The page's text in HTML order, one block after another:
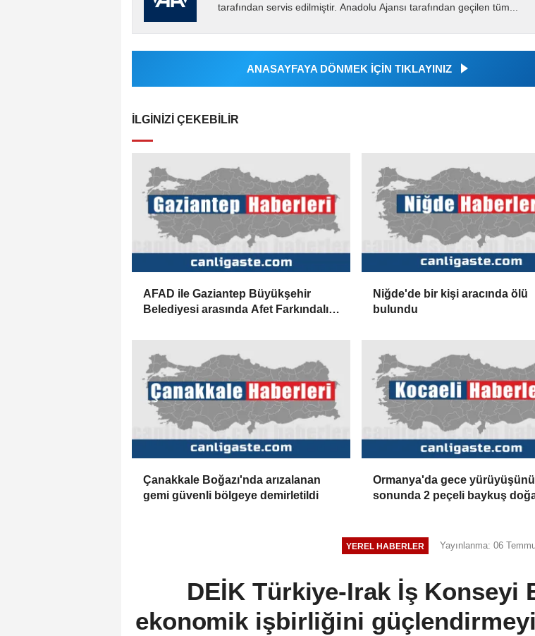
tarafından servis edilmiştir. Anadolu Ajansı tarafından geçilen tüm...
ANASAYFAYA DÖNMEK İÇİN TIKLAYINIZ
İLGINIZI ÇEKEBILIR
AFAD ile Gaziantep Büyükşehir
Belediyesi arasında Afet Farkındalık
protokolü
Niğde'de bir kişi aracında ölü
bulundu
Çanakkale Boğazı'nda arızalanan
gemi güvenli bölgeye demirletildi
Ormanya'da gece
sonunda 2 peçeli baykuş
YEREL HABERLER Yayınlanma: 06
DEİK Türkiye-Irak İş Konseyi
ekonomik işbirliğini